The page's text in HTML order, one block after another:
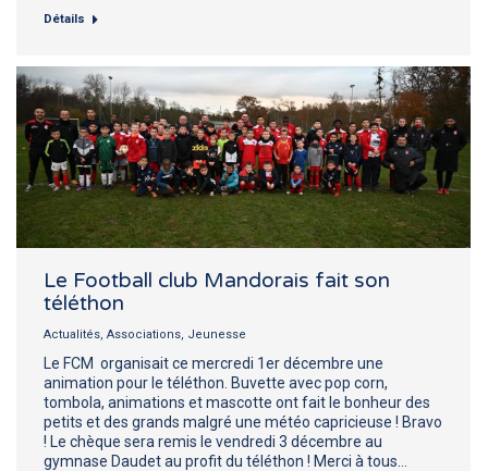
Détails
Le Football club Mandorais fait son
téléthon
Actualités, Associations, Jeunesse
Le FCM organisait ce mercredi 1er décembre une
animation pour le téléthon. Buvette avec pop corn,
tombola, animations et mascotte ont fait le bonheur des
petits et des grands malgré une météo capricieuse ! Bravo
! Le chèque sera remis le vendredi 3 décembre au
gymnase Daudet au profit du téléthon ! Merci à tous…